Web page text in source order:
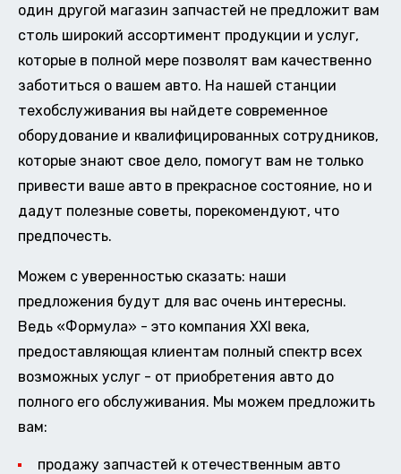
один другой магазин запчастей не предложит вам
столь широкий ассортимент продукции и услуг,
которые в полной мере позволят вам качественно
заботиться о вашем авто. На нашей станции
техобслуживания вы найдете современное
оборудование и квалифицированных сотрудников,
которые знают свое дело, помогут вам не только
привести ваше авто в прекрасное состояние, но и
дадут полезные советы, порекомендуют, что
предпочесть.
Можем с уверенностью сказать: наши
предложения будут для вас очень интересны.
Ведь «Формула» - это компания XXI века,
предоставляющая клиентам полный спектр всех
возможных услуг - от приобретения авто до
полного его обслуживания. Мы можем предложить
вам:
продажу запчастей к отечественным авто